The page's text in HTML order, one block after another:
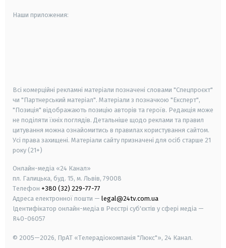
Наши приложения:
Всі комерційні рекламні матеріали позначені словами "Спецпроєкт"
чи "Партнерський матеріал". Матеріали з позначкою "Експерт",
"Позиція" відображають позицію авторів та героїв. Редакція може
не поділяти їхніх поглядів. Детальніше щодо реклами та правил
цитування можна ознайомитись в правилах користування сайтом.
Усі права захищені. Матеріали сайту призначені для осіб старше 21
року (21+)
Онлайн-медіа «24 Канал»
пл. Галицька, буд. 15, м. Львів, 79008
Телефон +380 (32) 229-77-77
Адреса електронної пошти — legal@24tv.com.ua
Ідентифікатор онлайн-медіа в Реєстрі суб'єктів у сфері медіа —
R40-06057
© 2005—2026, ПрАТ «Телерадіокомпанія "Люкс"», 24 Канал.